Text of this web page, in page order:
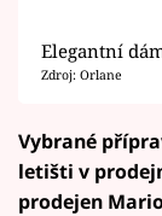
Elegantní
Zdroj: Orlane
Vybrané
letišti v
prodejen